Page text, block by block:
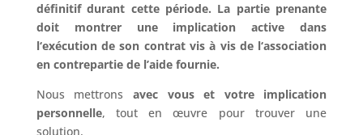
définitif durant cette période. La partie prenante
doit montrer une implication active dans
l‘exécution de son contrat vis à vis de l‘association
en contrepartie de l’aide fournie.
Nous mettrons avec vous et votre implication
personnelle, tout en œuvre pour trouver une
solution.